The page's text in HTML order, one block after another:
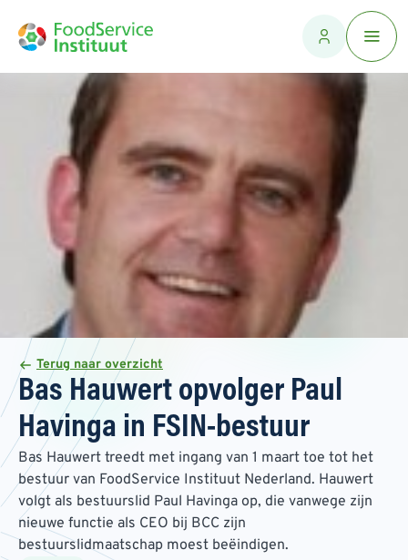
Terug naar overzicht
Bas Hauwert opvolger Paul
Havinga in FSIN-bestuur
Bas Hauwert treedt met ingang van 1 maart toe tot het
bestuur van FoodService Instituut Nederland. Hauwert
volgt als bestuurslid Paul Havinga op, die vanwege zijn
nieuwe functie als CEO bij BCC zijn
bestuurslidmaatschap moest beëindigen.